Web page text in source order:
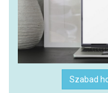
Szabad